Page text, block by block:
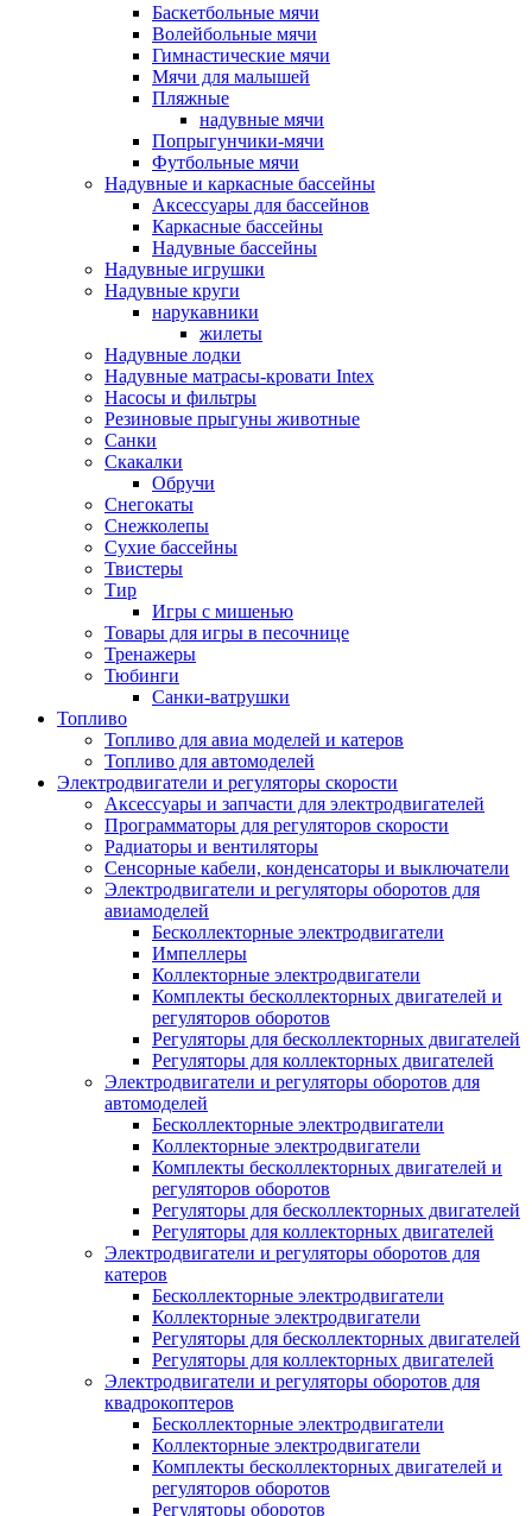
Баскетбольные мячи
Волейбольные мячи
Гимнастические мячи
Мячи для малышей
Пляжные
надувные мячи
Попрыгунчики-мячи
Футбольные мячи
Надувные и каркасные бассейны
Аксессуары для бассейнов
Каркасные бассейны
Надувные бассейны
Надувные игрушки
Надувные круги
нарукавники
жилеты
Надувные лодки
Надувные матрасы-кровати Intex
Насосы и фильтры
Резиновые прыгуны животные
Санки
Скакалки
Обручи
Снегокаты
Снежколепы
Сухие бассейны
Твистеры
Тир
Игры с мишенью
Товары для игры в песочнице
Тренажеры
Тюбинги
Санки-ватрушки
Топливо
Топливо для авиа моделей и катеров
Топливо для автомоделей
Электродвигатели и регуляторы скорости
Аксессуары и запчасти для электродвигателей
Программаторы для регуляторов скорости
Радиаторы и вентиляторы
Сенсорные кабели, конденсаторы и выключатели
Электродвигатели и регуляторы оборотов для
авиамоделей
Бесколлекторные электродвигатели
Импеллеры
Коллекторные электродвигатели
Комплекты бесколлекторных двигателей и
регуляторов оборотов
Регуляторы для бесколлекторных двигателей
Регуляторы для коллекторных двигателей
Электродвигатели и регуляторы оборотов для
автомоделей
Бесколлекторные электродвигатели
Коллекторные электродвигатели
Комплекты бесколлекторных двигателей и
регуляторов оборотов
Регуляторы для бесколлекторных двигателей
Регуляторы для коллекторных двигателей
Электродвигатели и регуляторы оборотов для
катеров
Бесколлекторные электродвигатели
Коллекторные электродвигатели
Регуляторы для бесколлекторных двигателей
Регуляторы для коллекторных двигателей
Электродвигатели и регуляторы оборотов для
квадрокоптеров
Бесколлекторные электродвигатели
Коллекторные электродвигатели
Комплекты бесколлекторных двигателей и
регуляторов оборотов
Регуляторы оборотов